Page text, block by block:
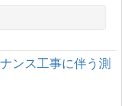
ンス工事に伴う測